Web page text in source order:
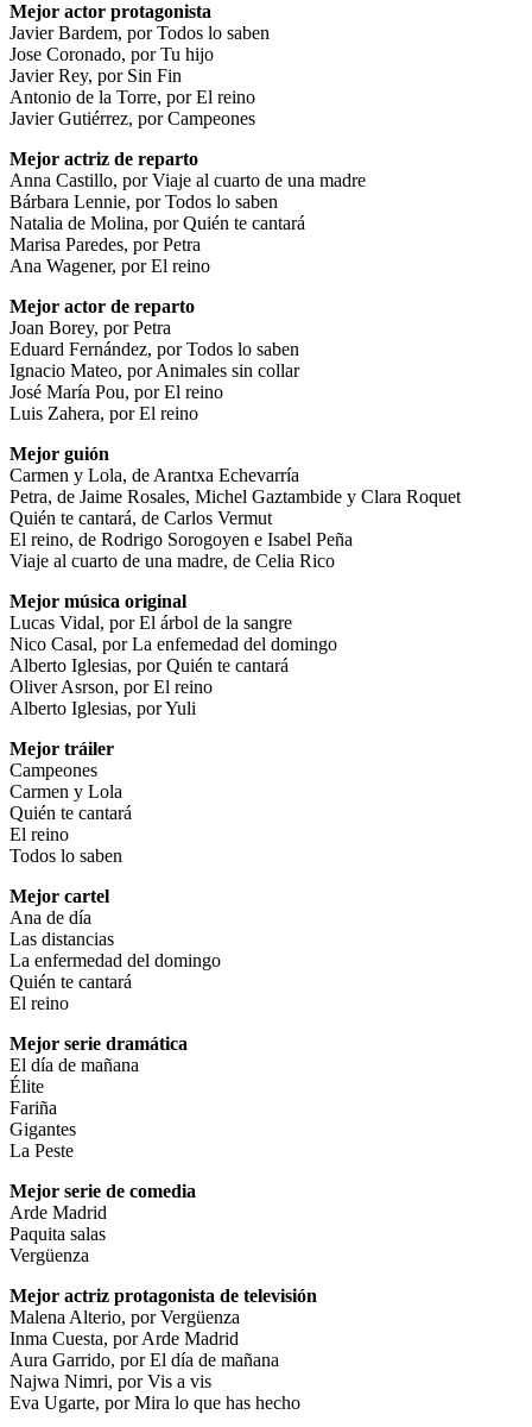
Mejor actor protagonista
Javier Bardem, por Todos lo saben
Jose Coronado, por Tu hijo
Javier Rey, por Sin Fin
Antonio de la Torre, por El reino
Javier Gutiérrez, por Campeones
Mejor actriz de reparto
Anna Castillo, por Viaje al cuarto de una madre
Bárbara Lennie, por Todos lo saben
Natalia de Molina, por Quién te cantará
Marisa Paredes, por Petra
Ana Wagener, por El reino
Mejor actor de reparto
Joan Borey, por Petra
Eduard Fernández, por Todos lo saben
Ignacio Mateo, por Animales sin collar
José María Pou, por El reino
Luis Zahera, por El reino
Mejor guión
Carmen y Lola, de Arantxa Echevarría
Petra, de Jaime Rosales, Michel Gaztambide y Clara Roquet
Quién te cantará, de Carlos Vermut
El reino, de Rodrigo Sorogoyen e Isabel Peña
Viaje al cuarto de una madre, de Celia Rico
Mejor música original
Lucas Vidal, por El árbol de la sangre
Nico Casal, por La enfemedad del domingo
Alberto Iglesias, por Quién te cantará
Oliver Asrson, por El reino
Alberto Iglesias, por Yuli
Mejor tráiler
Campeones
Carmen y Lola
Quién te cantará
El reino
Todos lo saben
Mejor cartel
Ana de día
Las distancias
La enfermedad del domingo
Quién te cantará
El reino
Mejor serie dramática
El día de mañana
Élite
Fariña
Gigantes
La Peste
Mejor serie de comedia
Arde Madrid
Paquita salas
Vergüenza
Mejor actriz protagonista de televisión
Malena Alterio, por Vergüenza
Inma Cuesta, por Arde Madrid
Aura Garrido, por El día de mañana
Najwa Nimri, por Vis a vis
Eva Ugarte, por Mira lo que has hecho